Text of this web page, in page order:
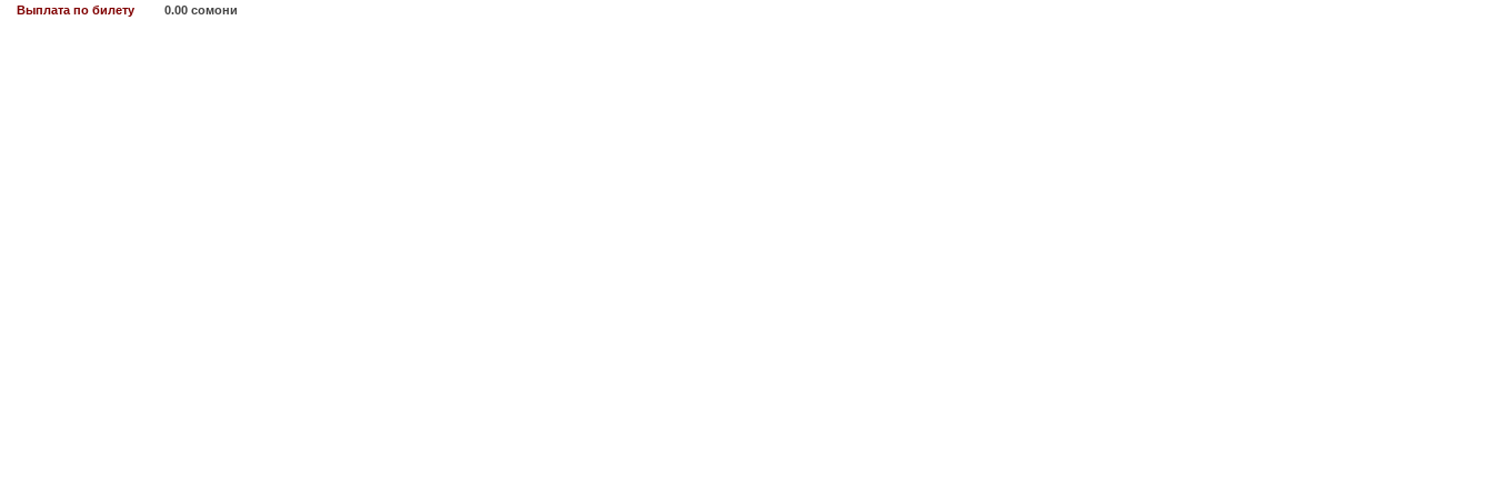
Выплата по билету
0.00 сомони